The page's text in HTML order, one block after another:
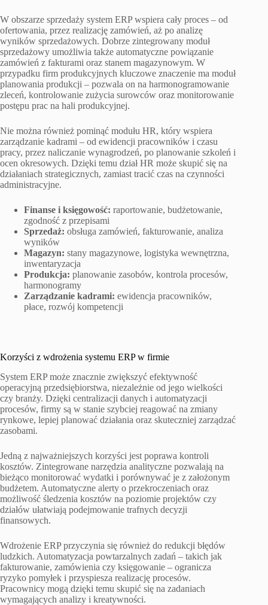
W obszarze sprzedaży system ERP wspiera cały proces – od
ofertowania, przez realizację zamówień, aż po analizę
wyników sprzedażowych. Dobrze zintegrowany moduł
sprzedażowy umożliwia także automatyczne powiązanie
zamówień z fakturami oraz stanem magazynowym. W
przypadku firm produkcyjnych kluczowe znaczenie ma moduł
planowania produkcji – pozwala on na harmonogramowanie
zleceń, kontrolowanie zużycia surowców oraz monitorowanie
postępu prac na hali produkcyjnej.
Nie można również pominąć modułu HR, który wspiera
zarządzanie kadrami – od ewidencji pracowników i czasu
pracy, przez naliczanie wynagrodzeń, po planowanie szkoleń i
ocen okresowych. Dzięki temu dział HR może skupić się na
działaniach strategicznych, zamiast tracić czas na czynności
administracyjne.
Finanse i księgowość: raportowanie, budżetowanie,
zgodność z przepisami
Sprzedaż: obsługa zamówień, fakturowanie, analiza
wyników
Magazyn: stany magazynowe, logistyka wewnętrzna,
inwentaryzacja
Produkcja: planowanie zasobów, kontrola procesów,
harmonogramy
Zarządzanie kadrami: ewidencja pracowników,
płace, rozwój kompetencji
Korzyści z wdrożenia systemu ERP w firmie
System ERP może znacznie zwiększyć efektywność
operacyjną przedsiębiorstwa, niezależnie od jego wielkości
czy branży. Dzięki centralizacji danych i automatyzacji
procesów, firmy są w stanie szybciej reagować na zmiany
rynkowe, lepiej planować działania oraz skuteczniej zarządzać
zasobami.
Jedną z najważniejszych korzyści jest poprawa kontroli
kosztów. Zintegrowane narzędzia analityczne pozwalają na
bieżąco monitorować wydatki i porównywać je z założonym
budżetem. Automatyczne alerty o przekroczeniach oraz
możliwość śledzenia kosztów na poziomie projektów czy
działów ułatwiają podejmowanie trafnych decyzji
finansowych.
Wdrożenie ERP przyczynia się również do redukcji błędów
ludzkich. Automatyzacja powtarzalnych zadań – takich jak
fakturowanie, zamówienia czy księgowanie – ogranicza
ryzyko pomyłek i przyspiesza realizację procesów.
Pracownicy mogą dzięki temu skupić się na zadaniach
wymagających analizy i kreatywności.